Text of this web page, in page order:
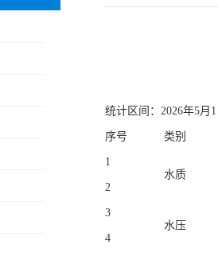
统计区间：2026年5月
序号 类别
1
水质
2
3
水压
4